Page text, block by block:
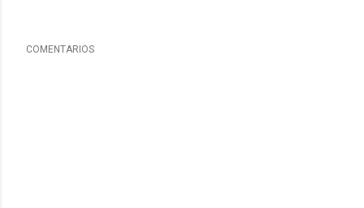
COMENTARIOS